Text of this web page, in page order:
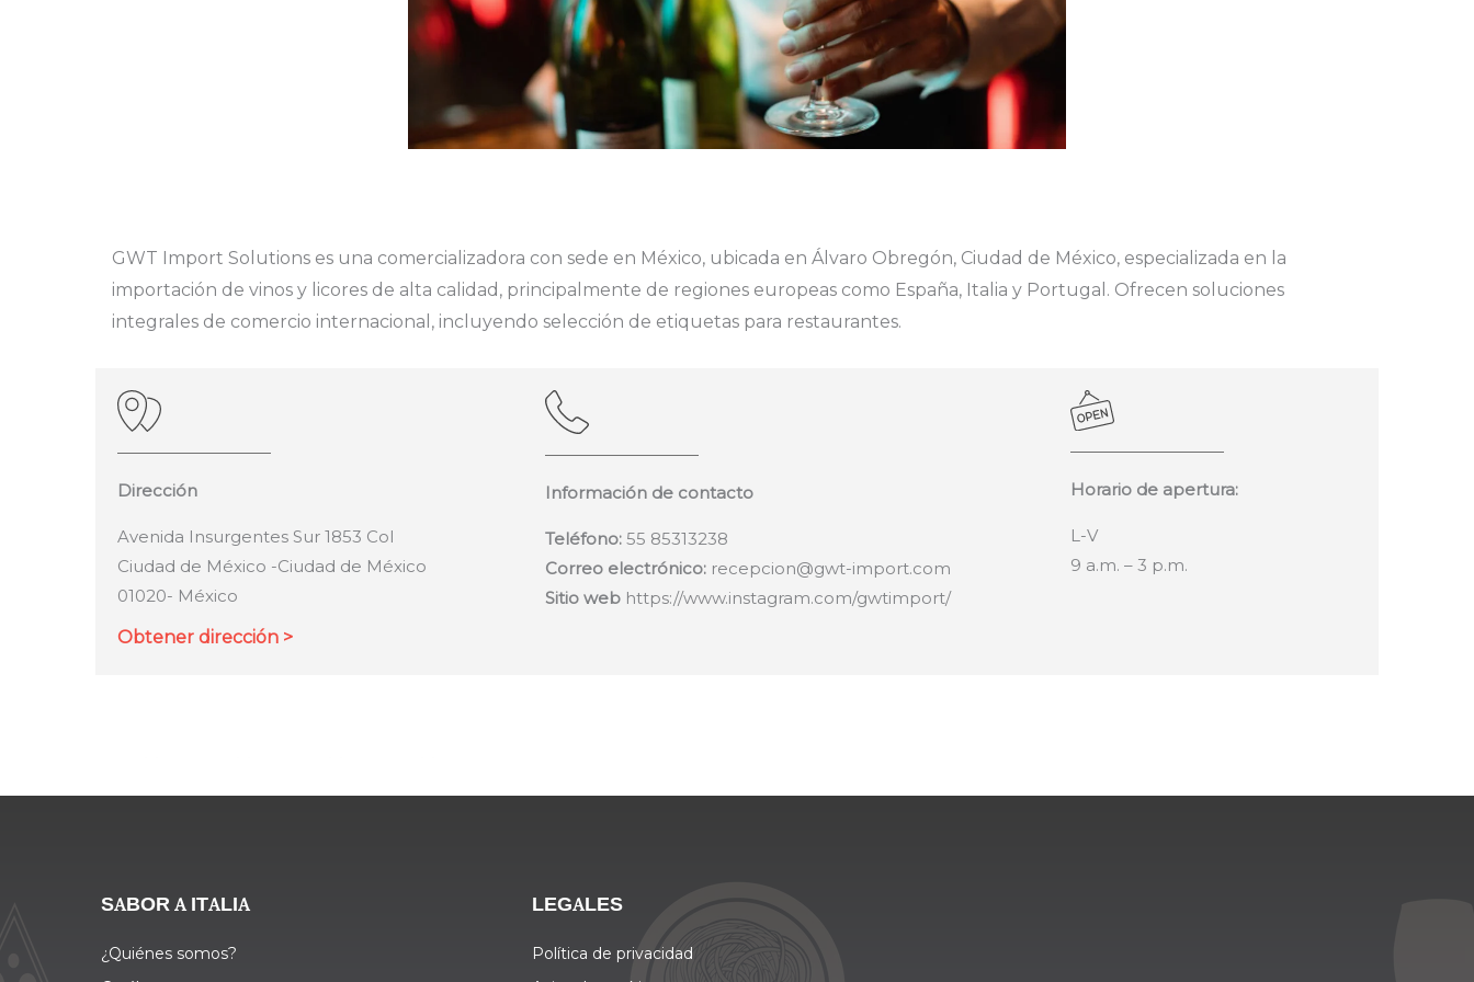
GWT Import Solutions es una comercializadora con sede en México, ubicada en Álvaro Obregón, Ciudad de México, especializada en la
importación de vinos y licores de alta calidad, principalmente de regiones europeas como España, Italia y Portugal. Ofrecen soluciones
integrales de comercio internacional, incluyendo selección de etiquetas para restaurantes.
Dirección
Avenida Insurgentes Sur 1853 Col
Ciudad de México -Ciudad de México
01020- México
Obtener dirección >
Información de contacto
Teléfono: 55 85313238
Correo electrónico: recepcion@gwt-import.com
Sitio web https://www.instagram.com/gwtimport/
Horario de apertura:
L-V
9 a.m. – 3 p.m.
SABOR A ITALIA
¿Quiénes somos?
LEGALES
Política de privacidad